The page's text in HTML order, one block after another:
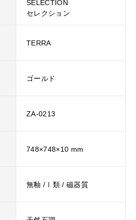
SELECTION
セレクション
TERRA
ゴールド
ZA-0213
748×748×10 mm
無釉 /Ⅰ類 / 磁器質